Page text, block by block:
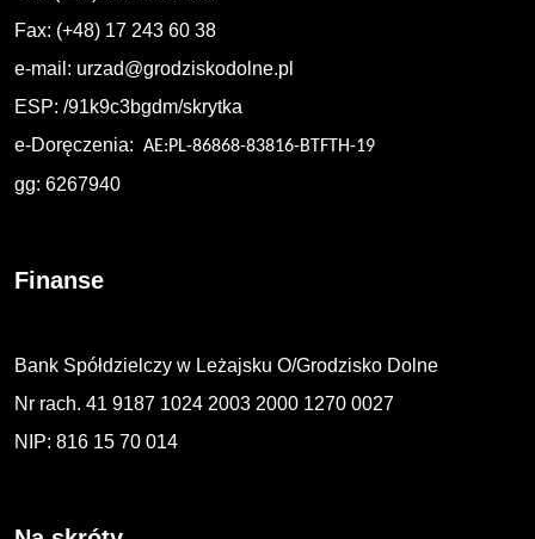
Fax: (+48) 17 243 60 38
e-mail: urzad@grodziskodolne.pl
ESP: /91k9c3bgdm/skrytka
e-Doręczenia: AE:PL-86868-83816-BTFTH-19
gg: 6267940
Finanse
Bank Spółdzielczy w Leżajsku O/Grodzisko Dolne
Nr rach. 41 9187 1024 2003 2000 1270 0027
NIP: 816 15 70 014